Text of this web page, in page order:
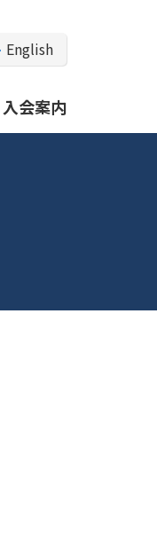
English
入会案内